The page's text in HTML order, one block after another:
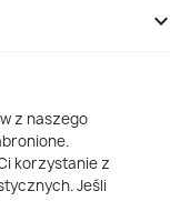
z naszego
korzystanie z
Jeśli